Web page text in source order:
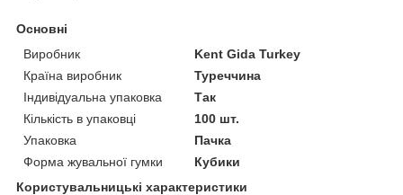
Основні
Виробник
Kent Gida Turkey
Країна виробник
Туреччина
Індивідуальна упаковка
Так
Кількість в упаковці
100 шт.
Упаковка
Пачка
Форма жувальної гумки
Кубики
Користувальницькі характеристики